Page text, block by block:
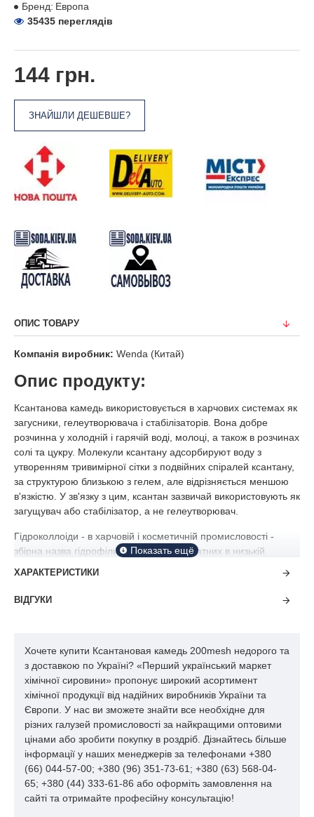
144 грн.
ЗНАЙШЛИ ДЕШЕВШЕ?
Бренд: Европа
35435 переглядів
ОПИС ТОВАРУ
Компанія виробник: Wenda (Китай)
Опис продукту:
Ксантанова камедь використовується в харчових системах як
загусники, гелеутворювача і стабілізаторів. Вона добре
розчинна у холодній і гарячій воді, молоці, а також в розчинах
солі та цукру. Молекули ксантану адсорбируют воду з
утворенням тривимірної сітки з подвійних спіралей ксантану,
за структурою близькою з гелем, але відрізняється меншою
в'язкістю. У зв'язку з цим, ксантан зазвичай використовують як
загущувач або стабілізатор, а не гелеутворювач.
Гідроколлоіди - в харчовій і косметичній промисловості -
збірна назва гідрофільних полімерів, здатних в низькій
отримані з природної сировини (камеді, пектини, агар,
(поліакриламід, похідні полиетиленоксиду).
У харчовій промисловості в якості харчових добавок
застосовуються гідроколлоіди як полисахаридной природи
природного походження (камеді і агар) і модифіковані
полісахариди ( карбоксиметилцелюлоза та її солі),
ХАРАКТЕРИСТИКИ
ВІДГУКИ
Хочете купити Ксантановая камедь 200mesh недорого та
з доставкою по Україні? «Перший український маркет
хімічної сировини» пропонує широкий асортимент
хімічної продукції від надійних виробників України та
Європи. У нас ви зможете знайти все необхідне для
різних галузей промисловості за найкращими оптовими
цінами або зробити покупку в роздріб. Дізнайтесь більше
інформації у наших менеджерів за телефонами +380
(66) 044-57-00; +380 (96) 351-73-61; +380 (63) 568-04-
65; +380 (44) 333-61-86 або оформіть замовлення на
сайті та отримайте професійну консультацію!